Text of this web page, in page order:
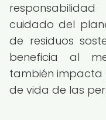
cuidado del
de residuos
beneficia al
también impacta
de vida de las